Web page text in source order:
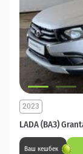
LADA (ВАЗ)
2023
Ваш кешбек